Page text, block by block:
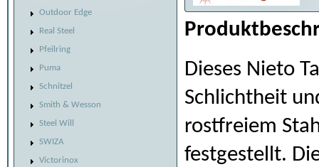
Outdoor Edge
Real Steel
Pfeilring
Puma
Schnitzel
Smith & Wesson
Steel Will
SWIZA
Victorinox
Dieses Nieto
Schlichtheit
rostfreiem
festgestellt.